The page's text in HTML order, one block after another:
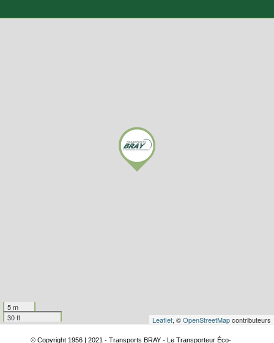
5 m
30 ft
Leaflet, ©OpenStreetMapcontributeurs
© Copyright 1956 | 2021 - Transports BRAY - Le Transporteur Éco-